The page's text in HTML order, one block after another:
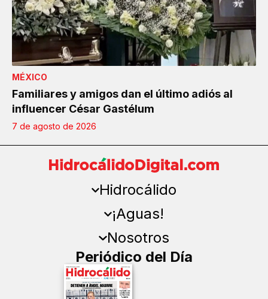
MÉXICO
Familiares y amigos dan el último adiós al
influencer César Gastélum
7 de agosto de 2026
Hidrocálido
¡Aguas!
Nosotros
Periódico del Día